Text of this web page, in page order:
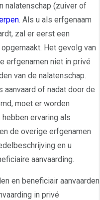
nalatenschap (zuiver of
. Als u als erfgenaam
zal er eerst een
Het gevolg van
erfgenamen niet in privé
van de nalatenschap.
aanvaard of nadat door de
moet er worden
ervaring als
de overige erfgenamen
en u
aanvaarding.
en beneficiair aanvaarden
in privé